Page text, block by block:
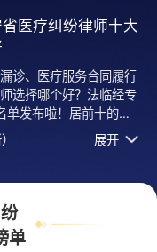
医疗纠纷律师十大
诊、医疗服务合同履行
选择哪个好？法临经专
单发布啦！居前十的
德道律师事务所的关宇
李桂涛律师等，上榜律
实力活跃度高的专业执
知道辽宁省哪个医疗纠
合适案情的，也可以直
回复！
展开
单